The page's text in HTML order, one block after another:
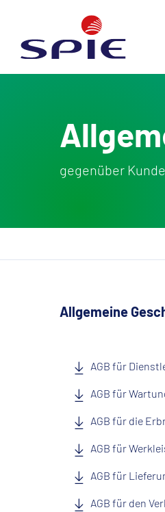
gegenüber
Allgemeine
AGB für
AGB für
AGB für die
AGB für
AGB für
AGB für den